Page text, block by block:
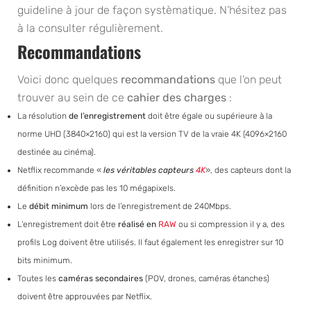
guideline à jour de façon systèmatique. N’hésitez pas
à la consulter régulièrement.
Recommandations
Voici donc quelques recommandations que l’on peut
trouver au sein de ce cahier des charges :
La résolution de l’enregistrement doit être égale ou supérieure à la
norme UHD (3840×2160) qui est la version TV de la vraie 4K (4096×2160
destinée au cinéma).
Netflix recommande « les véritables capteurs 4K», des capteurs dont la
définition n’excède pas les 10 mégapixels.
Le débit minimum lors de l’enregistrement de 240Mbps.
L’enregistrement doit être réalisé en RAW ou si compression il y a, des
profils Log doivent être utilisés. Il faut également les enregistrer sur 10
bits minimum.
Toutes les caméras secondaires (POV, drones, caméras étanches)
doivent être approuvées par Netflix.